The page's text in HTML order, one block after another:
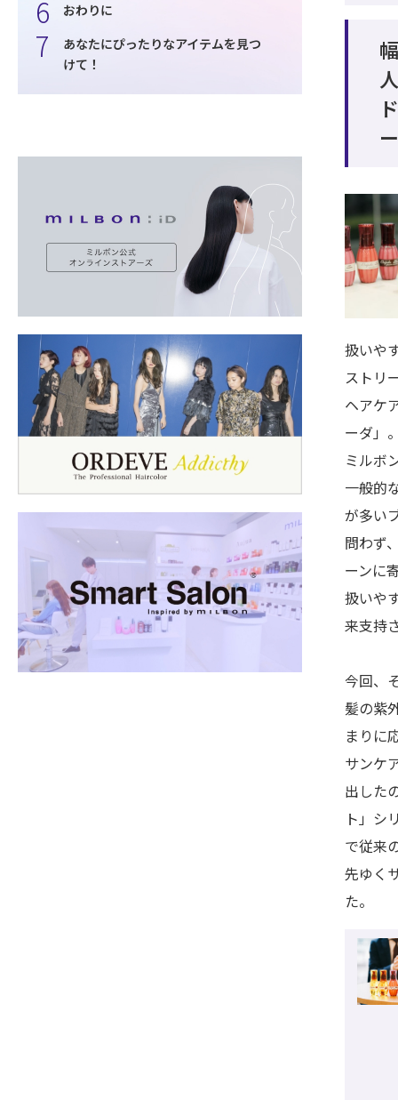
おわりに
あなたにぴったりなアイテムを見つ
けて！
扱いや
ストリ
ヘアケ
ーダ」
ミルボ
一般的
が多い
問わず
ーンに
扱いや
来支持
今回、
髪の紫
まりに
サンケ
出した
ト」シ
で従来
先ゆく
た。